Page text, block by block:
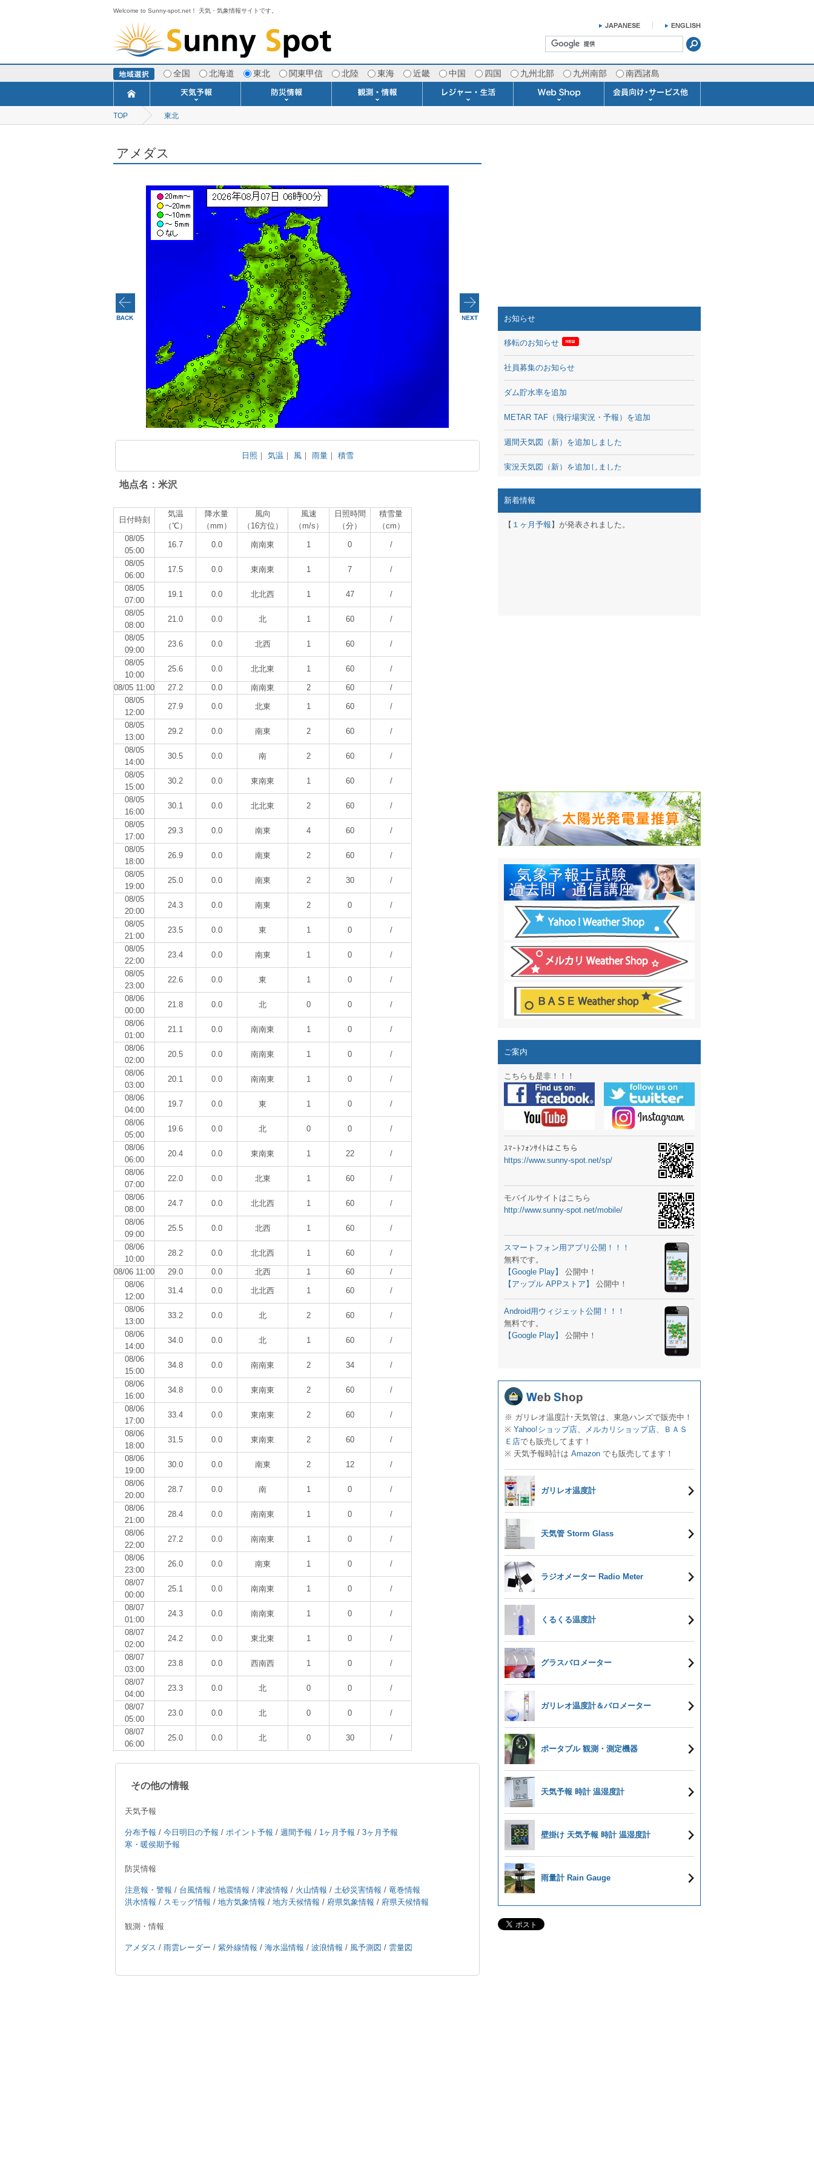
Welcome to Sunny-spot.net！ 天気・気象情報サイトです。
全国 北海道 東北 関東甲信 北陸 東海 近畿 中国 四国 九州北部 九州南部 南西諸島
今日明日の天気
寒・暖候期予報
TOP 東北
アメダス
日照 ｜ 気温 ｜ 風｜ 雨量｜ 積雪
地点名：米沢
日付時刻
気温
（℃）
降水量
（mm）
風向
（16方位）
風速
（m/s）
日照時間
（分）
積雪量
（cm）
08/05
05:00
16.7 0.0 南南東 1 0 /
08/05
06:00
17.5 0.0 東南東 1 7 /
08/05
07:00
19.1 0.0 北北西 1 47 /
08/05
08:00
21.0 0.0 北 1 60 /
08/05
09:00
23.6 0.0 北西 1 60 /
08/05
10:00
25.6 0.0 北北東 1 60 /
08/05 11:00 27.2 0.0 南南東 2 60
/
08/05
12:00
27.9 0.0 北東 1 60 /
08/05
13:00
29.2 0.0 南東 2 60 /
08/05
14:00
30.5 0.0 南 2 60 /
08/05
15:00
30.2 0.0 東南東 1 60 /
08/05
16:00
30.1 0.0 北北東 2 60 /
08/05
17:00
29.3 0.0 南東 4 60 /
08/05
18:00
26.9 0.0 南東 2 60 /
08/05
19:00
25.0 0.0 南東 2 30 /
08/05
20:00
24.3 0.0 南東 2 0 /
08/05
21:00
23.5 0.0 東 1 0 /
08/05
22:00
23.4 0.0 南東 1 0 /
08/05
23:00
22.6 0.0 東 1 0 /
08/06
00:00
21.8 0.0 北 0 0 /
08/06
01:00
21.1 0.0 南南東 1 0 /
08/06
02:00
20.5 0.0 南南東 1 0 /
08/06
03:00
20.1 0.0 南南東 1 0 /
08/06
04:00
19.7 0.0 東 1 0 /
08/06
05:00
19.6 0.0 北 0 0 /
08/06
06:00
20.4 0.0 東南東 1 22 /
08/06
07:00
22.0 0.0 北東 1 60 /
08/06
08:00
24.7 0.0 北北西 1 60 /
08/06
09:00
25.5 0.0 北西 1 60 /
08/06
10:00
28.2 0.0 北北西 1 60 /
08/06 11:00 29.0 0.0 北西 1 60
/
08/06
12:00
31.4 0.0 北北西 1 60 /
08/06
13:00
33.2 0.0 北 2 60 /
08/06
14:00
34.0 0.0 北 1 60 /
08/06
15:00
34.8 0.0 南南東 2 34 /
08/06
16:00
34.8 0.0 東南東 2 60 /
08/06
17:00
33.4 0.0 東南東 2 60 /
08/06
18:00
31.5 0.0 東南東 2 60 /
08/06
19:00
30.0 0.0 南東 2 12 /
08/06
20:00
28.7 0.0 南 1 0 /
08/06
21:00
28.4 0.0 南南東 1 0 /
08/06
22:00
27.2 0.0 南南東 1 0 /
08/06
23:00
26.0 0.0 南東 1 0 /
08/07
00:00
25.1 0.0 南南東 1 0 /
08/07
01:00
24.3 0.0 南南東 1 0 /
08/07
02:00
24.2 0.0 東北東 1 0 /
08/07
03:00
23.8 0.0 西南西 1 0 /
08/07
04:00
23.3 0.0 北 0 0 /
08/07
05:00
23.0 0.0 北 0 0 /
08/07
06:00
25.0 0.0 北 0 30 /
その他の情報
天気予報
分布予報 / 今日明日の予報 / ポイント予報 / 週間予報 / 1ヶ月予報 / 3ヶ月予報
寒・暖侯期予報
防災情報
注意報・警報 / 台風情報 / 地震情報 / 津波情報 / 火山情報 / 土砂災害情報 / 竜巻情報
洪水情報 / スモッグ情報 / 地方気象情報 / 地方天候情報 / 府県気象情報 / 府県天候情報
観測・情報
アメダス / 雨雲レーダー / 紫外線情報 / 海水温情報 / 波浪情報 / 風予測図 / 雲量図
お知らせ
移転のお知らせ
社員募集のお知らせ
ダム貯水率を追加
METAR TAF（飛行場実況・予報）を追加
週間天気図（新）を追加しました
実況天気図（新）を追加しました
ｽﾏｰﾄﾌｫﾝ用のサイト作成！
結露 10日間予報オプション追加！
ガリレオ温度計&天気管新色登場！
HPリニューアル第２弾：本サイト Update!
HPリニューアル第１弾：英語ページOPEN
週間天気図&週間波浪図を10日に延長しました
太陽光発電量の推算はじめました
気象情報通知サービス「お天気見張り番」開始
週間波浪図追加しました。
予報士通信講座に解析ツール追加！！
専門天気図アーカイブ開始！！
スマートフォン アプリ バージョンアップ
ラジオメーターニュータイプ新登場！
スマートフォン ウィジェット公開
気象予報士スクールの御案内
弊社事務所を移転しました。
生物平年値 更新
予報士学習サイト OPEN！
専門天気図 追加
ラジオメーター輸入販売開始！
スマートフォン アプリ バージョンアップ
お天気パーツ 追加
新着情報
【 １ヶ月予報 】が発表されました。
ご案内
こちらも是非！！！
ｽﾏｰﾄﾌｫﾝｻｲﾄはこちら
https://www.sunny-spot.net/sp/
モバイルサイトはこちら
http://www.sunny-spot.net/mobile/
スマートフォン用アプリ公開！！！
無料です。
【Google Play】
公開中！
【アップル APPストア】
公開中！
Android用ウィジェット公開！！！
無料です。
【Google Play】
公開中！
※ ガリレオ温度計･天気管は、東急ハンズで販売中！
※ Yahoo!ショップ店、 メルカリショップ店、
ＢＡＳ
Ｅ店でも販売してます！
※ 天気予報時計は Amazon でも販売してます！
ガリレオ温度計
天気管 Storm Glass
ラジオメーター Radio Meter
くるくる温度計
グラスバロメーター
ガリレオ温度計＆バロメーター
ポータブル 観測・測定機器
天気予報 時計 温湿度計
壁掛け 天気予報 時計 温湿度計
雨量計 Rain Gauge